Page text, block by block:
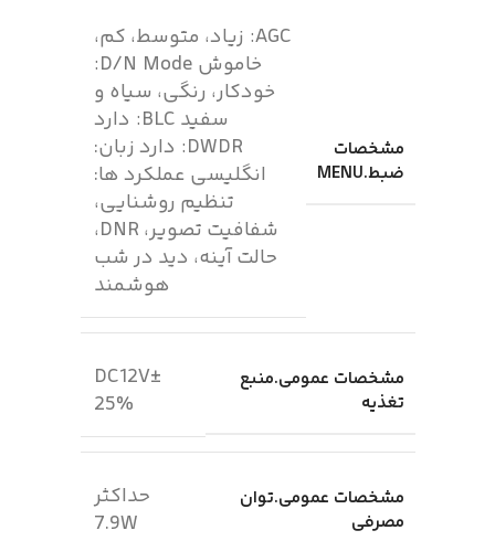
مشخصات
ضبط.MENU
AGC: زیاد، متوسط، کم،
خاموش D/N Mode:
خودکار، رنگی، سیاه و
سفید BLC: دارد
DWDR: دارد زبان:
انگلیسی عملکرد ها:
تنظیم روشنایی،
شفافیت تصویر، DNR،
حالت آینه، دید در شب
هوشمند
مشخصات عمومی.منبع
تغذیه
DC12V±
25%
مشخصات عمومی.توان
مصرفی
حداکثر
7.9W